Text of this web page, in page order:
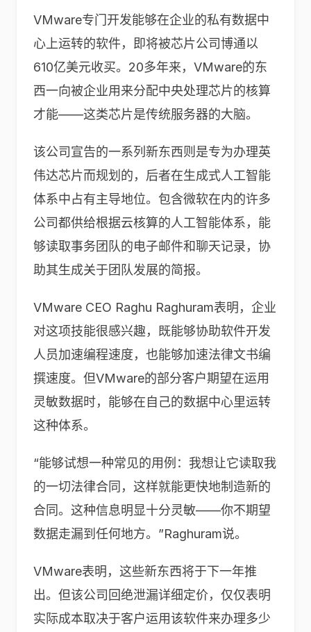
VMware专门开发能够在企业的私有数据中
心上运转的软件，即将被芯片公司博通以
610亿美元收买。20多年来，VMware的东
西一向被企业用来分配中央处理芯片的核算
才能——这类芯片是传统服务器的大脑。
该公司宣告的一系列新东西则是专为办理英
伟达芯片而规划的，后者在生成式人工智能
体系中占有主导地位。包含微软在内的许多
公司都供给根据云核算的人工智能体系，能
够读取事务团队的电子邮件和聊天记录，协
助其生成关于团队发展的简报。
VMware CEO Raghu Raghuram表明，企业
对这项技能很感兴趣，既能够协助软件开发
人员加速编程速度，也能够加速法律文书编
撰速度。但VMware的部分客户期望在运用
灵敏数据时，能够在自己的数据中心里运转
这种体系。
“能够试想一种常见的用例：我想让它读取我
的一切法律合同，这样就能更快地制造新的
合同。这种信息明显十分灵敏——你不期望
数据走漏到任何地方。”Raghuram说。
VMware表明，这些新东西将于下一年推
出。但该公司回绝泄漏详细定价，仅仅表明
实际成本取决于客户运用该软件来办理多少